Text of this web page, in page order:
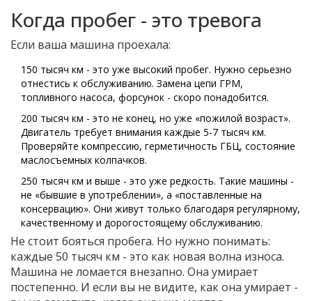
Когда пробег - это тревога
Если ваша машина проехала:
150 тысяч км - это уже высокий пробег. Нужно серьезно
отнестись к обслуживанию. Замена цепи ГРМ,
топливного насоса, форсунок - скоро понадобится.
200 тысяч км - это не конец, но уже «пожилой возраст».
Двигатель требует внимания каждые 5-7 тысяч км.
Проверяйте компрессию, герметичность ГБЦ, состояние
маслосъемных колпачков.
250 тысяч км и выше - это уже редкость. Такие машины -
не «бывшие в употреблении», а «поставленные на
консервацию». Они живут только благодаря регулярному,
качественному и дорогостоящему обслуживанию.
Не стоит бояться пробега. Но нужно понимать:
каждые 50 тысяч км - это как новая волна износа.
Машина не ломается внезапно. Она умирает
постепенно. И если вы не видите, как она умирает -